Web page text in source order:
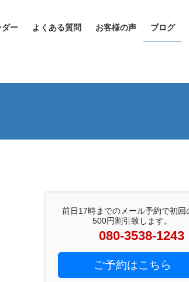
ダー よくある質問 お客様の声 ブログ
前日17時までのメール予約で初回
500円割引致します。
080-3538-1243
ご予約はこちら